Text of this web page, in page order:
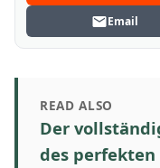
Email
READ ALSO
Der
des perfekten